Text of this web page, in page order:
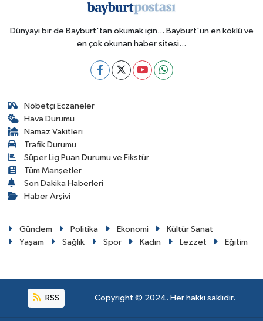
Dünyayı bir de Bayburt'tan okumak için... Bayburt'un en köklü ve
en çok okunan haber sitesi...
Nöbetçi Eczaneler
Hava Durumu
Namaz Vakitleri
Trafik Durumu
Süper Lig Puan Durumu ve Fikstür
Tüm Manşetler
Son Dakika Haberleri
Haber Arşivi
Gündem Politika Ekonomi
Kültür Sanat
Yaşam
Sağlık Spor Kadın Lezzet Eğitim
RSS Copyright © 2024. Her hakkı saklıdır.